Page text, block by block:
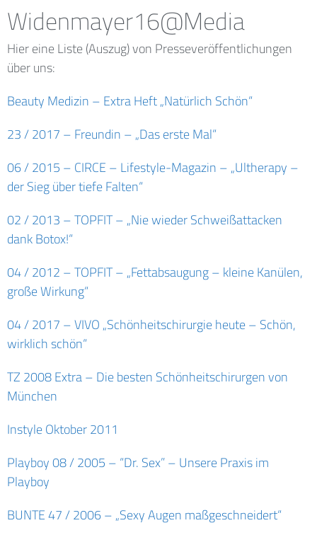
Widenmayer16@Media
Hier eine Liste (Auszug) von Presseveröffentlichungen
über uns:
Beauty Medizin – Extra Heft „Natürlich Schön“
23 / 2017 – Freundin – „Das erste Mal“
06 / 2015 – CIRCE – Lifestyle-Magazin – „Ultherapy –
der Sieg über tiefe Falten“
02 / 2013 – TOPFIT – „Nie wieder Schweißattacken
dank Botox!“
04 / 2012 – TOPFIT – „Fettabsaugung – kleine Kanülen,
große Wirkung“
04 / 2017 – VIVO „Schönheitschirurgie heute – Schön,
wirklich schön“
TZ 2008 Extra – Die besten Schönheitschirurgen von
München
Instyle Oktober 2011
Playboy 08 / 2005 – “Dr. Sex” – Unsere Praxis im
Playboy
BUNTE 47 / 2006 – „Sexy Augen maßgeschneidert“